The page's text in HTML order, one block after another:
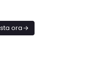
ora